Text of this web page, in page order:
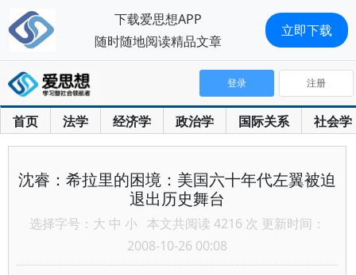
首页 法学 经济学 政治学 国际关系 社会学
登录 注册
沈睿：希拉里的困境：美国六十年代左翼被迫
退出历史舞台
选择字号： 大 中 小 本文共阅读 4216 次 更新时间：
2008-10-26 00:08
下载爱思想APP
随时随地阅读精品文章
立即下载